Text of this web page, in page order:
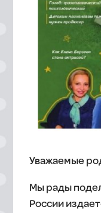
Уважаемые
Мы рады
России